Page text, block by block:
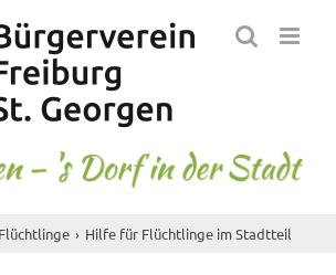
Flüchtlinge Hilfe für Flüchtlinge im Stadtteil